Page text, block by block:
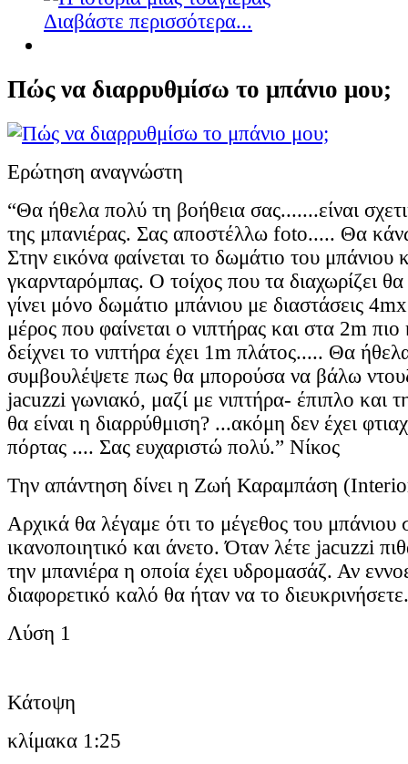
Διαβάστε περισσότερα...
Πώς να διαρρυθμίσω το μπάνιο μου;
Ερώτηση αναγνώστη
“Θα ήθελα πολύ τη βοήθεια σας.......είναι
της μπανιέρας. Σας αποστέλλω foto..... Θα
Στην εικόνα φαίνεται το δωμάτιο του μπάνιου
γκαρνταρόμπας. Ο τοίχος που τα διαχωρίζει
γίνει μόνο δωμάτιο μπάνιου με διαστάσεις
μέρος που φαίνεται ο νιπτήρας και στα 2m
δείχνει το νιπτήρα έχει 1m πλάτος..... Θα
συμβουλέψετε πως θα μπορούσα να βάλω
jacuzzi γωνιακό, μαζί με νιπτήρα- έπιπλο και
θα είναι η διαρρύθμιση? ...ακόμη δεν έχει
πόρτας .... Σας ευχαριστώ πολύ.” Νίκος
Την απάντηση δίνει η Ζωή Καραμπάση
Αρχικά θα λέγαμε ότι το μέγεθος του μπάνιου
ικανοποιητικό και άνετο. Όταν λέτε jacuzzi
την μπανιέρα η οποία έχει υδρομασάζ. Αν
διαφορετικό καλό θα ήταν να το διευκρινήσετε.
Λύση 1
Κάτοψη
κλίμακα 1:25